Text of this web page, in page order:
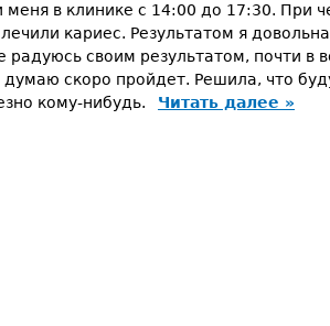
в клинике с 14:00 до 17:30. При
кариес. Результатом я
своим результатом, почти в
скоро пройдет. Решила, что
кому-нибудь.
Читать далее »